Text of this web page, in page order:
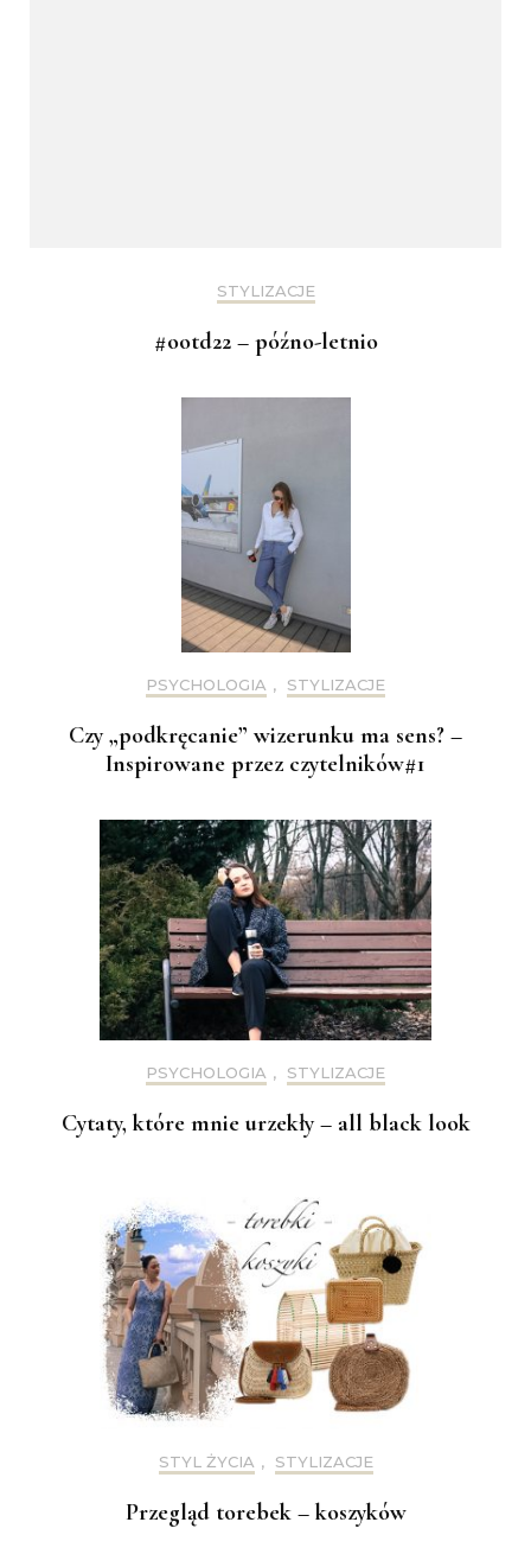
STYLIZACJE
#ootd22 – późno-letnio
PSYCHOLOGIA , STYLIZACJE
Czy „podkręcanie” wizerunku ma sens? –
Inspirowane przez czytelników#1
PSYCHOLOGIA , STYLIZACJE
Cytaty, które mnie urzekły – all black look
STYL ŻYCIA , STYLIZACJE
Przegląd torebek – koszyków